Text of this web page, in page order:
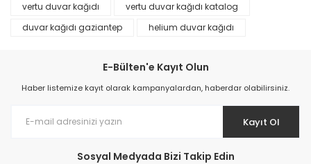
Prime ArtDECO Duvar Kağıdı Tutkalı 500 gr
vertu duvar kağıdı
vertu duvar kağıdı katalog
duvar kağıdı gaziantep
helium duvar kağıdı
E-Bülten'e Kayıt Olun
Haber listemize kayıt olarak kampanyalardan, haberdar olabilirsiniz.
Kayıt Ol
Sosyal Medyada Bizi Takip Edin